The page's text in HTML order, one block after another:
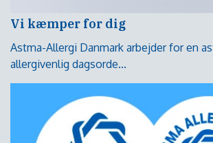
Vi kæmper for dig
Astma-Allergi Danmark arbejder for en
allergivenlig dagsorde...